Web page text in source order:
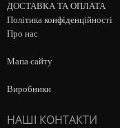
ДОСТАВКА ТА ОПЛАТА
Політика конфіденційності
Про нас
Мапа сайту
Виробники
НАШІ КОНТАКТИ